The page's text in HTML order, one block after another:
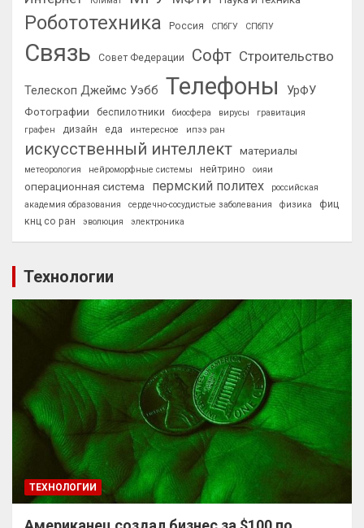
Робототехника Россия СПбГУ СПбПУ
Связь Совет Федерации Софт Строительство
Телескоп Джеймс Уэбб Телефоны УрФУ
Фотографии беспилотники биосфера вирусы
гравитация
графен
дизайн еда интересное ипээ ран
искусственный интеллект материалы
метеорология нейроморфные системы нейтрино оияи
операционная система пермский политех
российская
академия образования
сердечно-сосудистые заболевания физика
фиц
кнц со ран
эволюция электроника
Технологии
ТЕХНОЛОГИИ